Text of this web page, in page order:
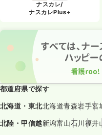
ナスカレ/
ナスカレPlus+
都道府県で探す
北海道・東北北海道青森岩手宮
北陸・甲信越新潟富山石川福井